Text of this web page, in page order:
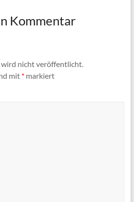
Kommentar
nicht veröffentlicht.
mit *markiert